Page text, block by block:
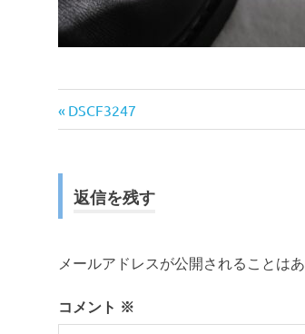
投
ナ
ゲ
ー
前
の
DSCF3247
返信を残す
メールアドレスが公開されることはあ
コメント ※